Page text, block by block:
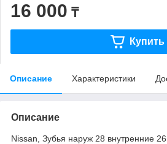
16 000 ₸
Купить
Описание Характеристики
Описание
Nissan, Зубья наруж 28 внутренние